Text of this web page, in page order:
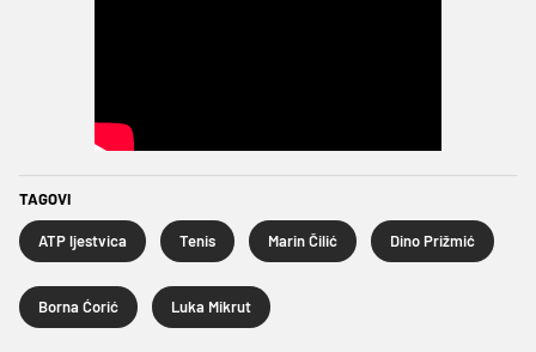
TAGOVI
ATP ljestvica Tenis Marin Čilić Dino Prižmić
Borna Ćorić Luka Mikrut